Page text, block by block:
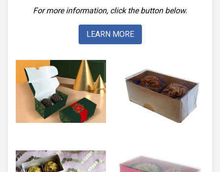
For more information, click the button below.
LEARN MORE